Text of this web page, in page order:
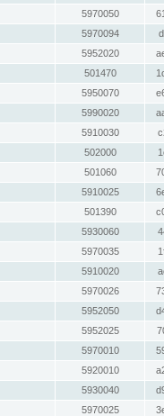
5970050
5970094
5952020
501470
5950070
5990020
5910030
502000
501060
5910025
501390
5930060
5970035
5910020
5970026
5952050
5952025
5970010
5920010
5930040
5970025